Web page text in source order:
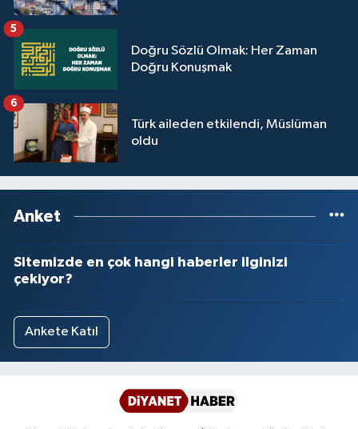
Doğru Sözlü Olmak: Her Zaman
Doğru Konuşmak
5
Türk aileden etkilendi, Müslüman
oldu
6
Anket
Sitemizde en çok hangi haberler ilginizi
çekiyor?
Ankete Katıl